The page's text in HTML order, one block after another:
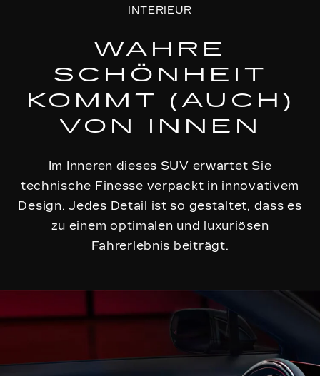
INTERIEUR
WAHRE
SCHÖNHEIT
KOMMT (AUCH)
VON INNEN
Im Inneren dieses SUV erwartet Sie
technische Finesse verpackt in innovativem
Design. Jedes Detail ist so gestaltet, dass es
zu einem optimalen und luxuriösen
Fahrerlebnis beiträgt.